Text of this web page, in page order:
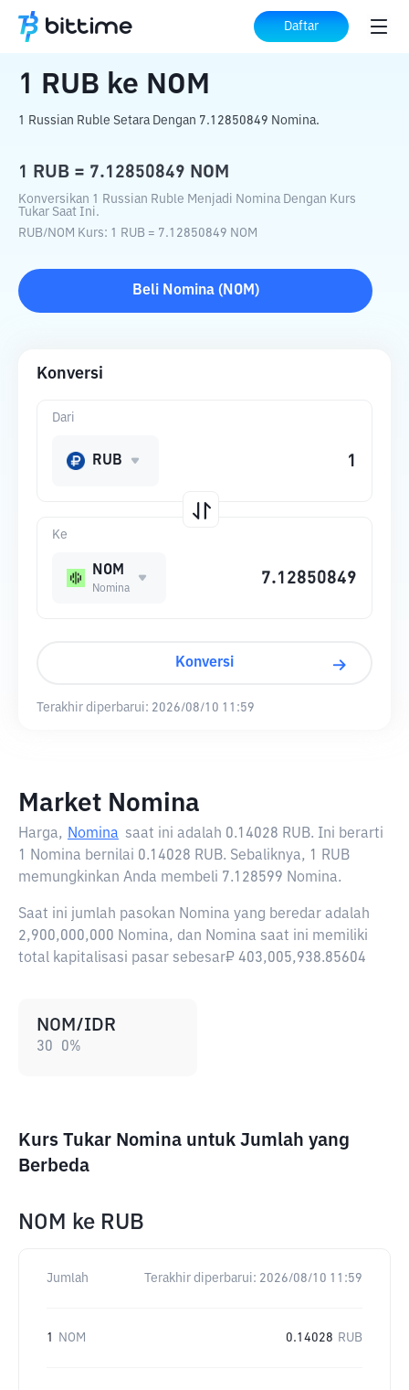
Daftar
Beranda Konverter Kripto ke NOM
1 RUB ke NOM
1 Russian Ruble Setara Dengan 7.12850849 Nomina.
1 RUB = 7.12850849 NOM
Konversikan 1 Russian Ruble Menjadi Nomina Dengan Kurs
Tukar Saat Ini.
RUB/NOM Kurs: 1 RUB = 7.12850849 NOM
Beli Nomina( NOM )
Konversi
Ke
NOM
Nomina
Dari
RUB
Konversi
Terakhir diperbarui: 2026/08/10 11:59
Market Nomina
Harga, Nomina saat ini adalah 0.14028 RUB. Ini berarti
1 Nomina bernilai 0.14028 RUB. Sebaliknya, 1 RUB
memungkinkan Anda membeli 7.128599 Nomina.
Saat ini jumlah pasokan Nomina yang beredar adalah
2,900,000,000 Nomina, dan Nomina saat ini memiliki
total kapitalisasi pasar sebesar₽ 403,005,938.85604
NOM/IDR
30 0%
Kurs Tukar Nomina untuk Jumlah yang
Berbeda
NOM ke RUB
Jumlah Terakhir diperbarui: 2026/08/10 11:59
1 NOM 0.14028 RUB